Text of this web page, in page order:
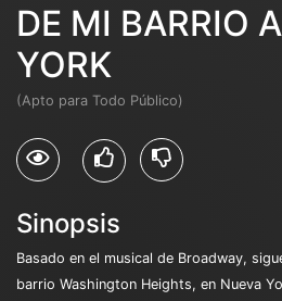
DE MI BARRIO
YORK
(Apto para Todo Público)
Sinopsis
Basado en el musical de Broadway,
barrio Washington Heights, en Nueva